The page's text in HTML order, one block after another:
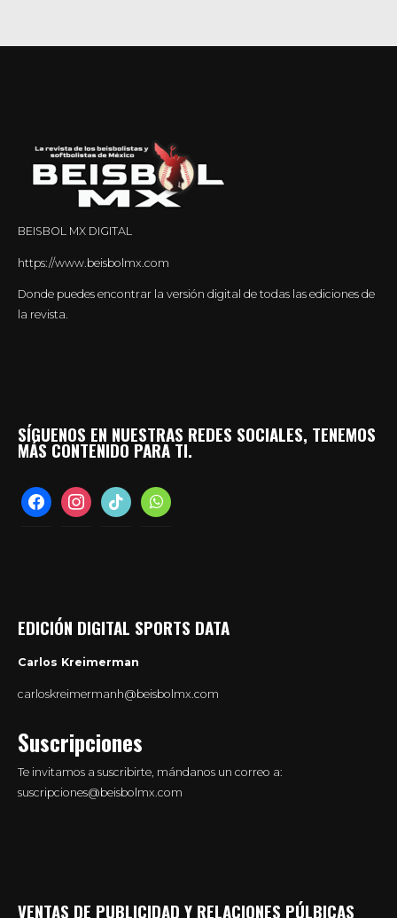
BEISBOL MX DIGITAL
https://www.beisbolmx.com
Donde puedes encontrar la versión digital de todas las ediciones de
la revista.
SÍGUENOS EN NUESTRAS REDES SOCIALES, TENEMOS
MÁS CONTENIDO PARA TI.
facebookinstagramtiktok whatsapp
EDICIÓN DIGITAL SPORTS DATA
Carlos Kreimerman
carloskreimermanh@beisbolmx.com
Suscripciones
Te invitamos a suscribirte, mándanos un correo a:
suscripciones@beisbolmx.com
VENTAS DE PUBLICIDAD Y RELACIONES PÚLBICAS